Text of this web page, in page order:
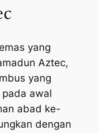
yang
Aztec,
yang
awal
abad ke-
dengan